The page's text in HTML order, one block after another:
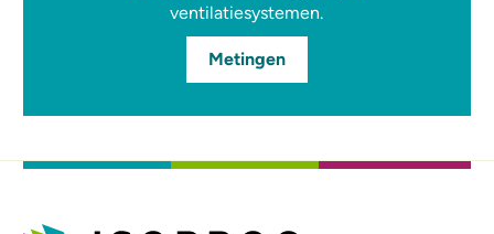
ventilatiesystemen.
Metingen